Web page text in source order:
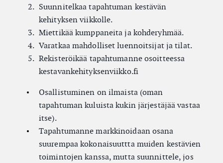
Suunnitelkaa tapahtuman kestävän
kehityksen viikkolle.
Miettikää kumppaneita ja kohderyhmää.
Varatkaa mahdolliset luennoitsijat ja tilat.
Rekisteröikää tapahtumanne osoitteessa
kestavankehityksenviikko.fi
Osallistuminen on ilmaista (oman
tapahtuman kuluista kukin järjestäjää vastaa
itse).
Tapahtumanne markkinoidaan osana
suurempaa kokonaisuuttta muiden kestävien
toimintojen kanssa, mutta suunnittele, jos